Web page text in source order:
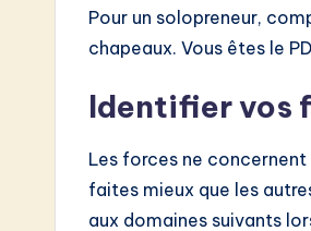
Pour un solopreneur,
chapeaux. Vous êtes le
Identifier vos
Les forces ne
faites mieux que les
aux domaines suivants